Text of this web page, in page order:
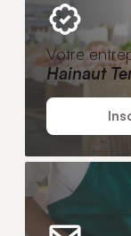
Votre
Hainaut